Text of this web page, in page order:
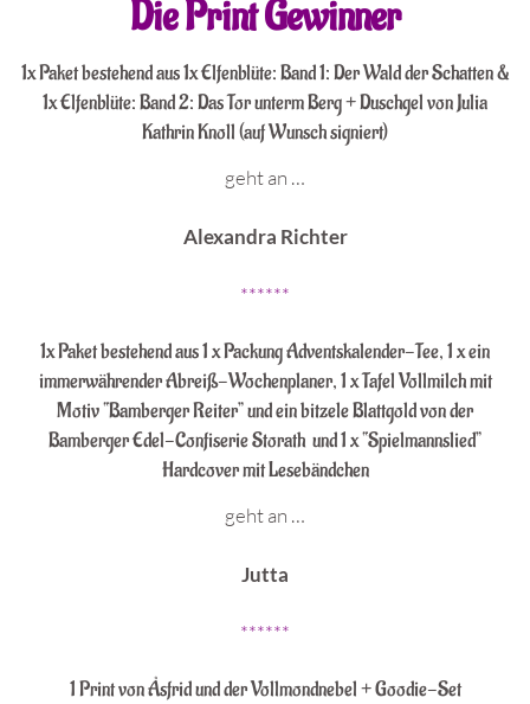
Die Print Gewinner
1x Paket bestehend aus 1x Elfenblüte: Band 1: Der Wald der Schatten &
1x Elfenblüte: Band 2: Das Tor unterm Berg + Duschgel von Julia
Kathrin Knoll (auf Wunsch signiert)
geht an …
Alexandra Richter
******
1x Paket bestehend aus1 x Packung Adventskalender-Tee, 1 x ein
immerwährender Abreiß-Wochenplaner, 1 x Tafel Vollmilch mit
Motiv “Bamberger Reiter” und ein bitzele Blattgold von der
Bamberger Edel-Confiserie Storath und 1 x “Spielmannslied”
Hardcover mit Lesebändchen
geht an …
Jutta
******
1 Print von Åsfrid und der Vollmondnebel + Goodie-Set